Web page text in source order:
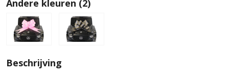
Andere kleuren (2)
Beschrijving